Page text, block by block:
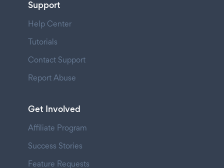
Support
Help Center
Tutorials
Contact Support
Report Abuse
Get Involved
Affiliate Program
Success Stories
Feature Requests